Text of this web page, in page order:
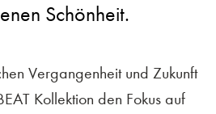
Schönheit.
Vergangenheit und Zukunft
Kollektion den Fokus auf